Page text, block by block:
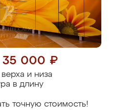
35 000 ₽
и низа
в длину
точную стоимость!